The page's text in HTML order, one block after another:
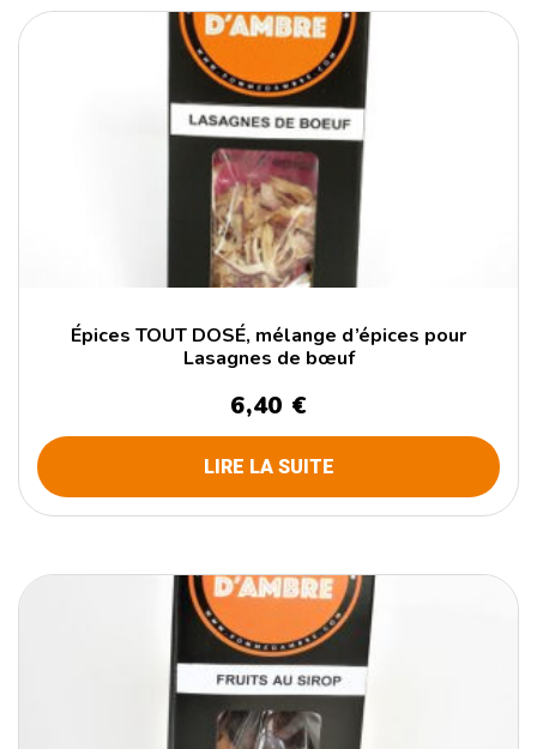
Épices TOUT DOSÉ, mélange d’épices pour
Lasagnes de bœuf
6,40 €
LIRE LA SUITE